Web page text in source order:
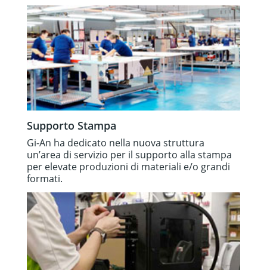
Supporto Stampa
Gi-An ha dedicato nella nuova struttura
un’area di servizio per il supporto alla stampa
per elevate produzioni di materiali e/o grandi
formati.